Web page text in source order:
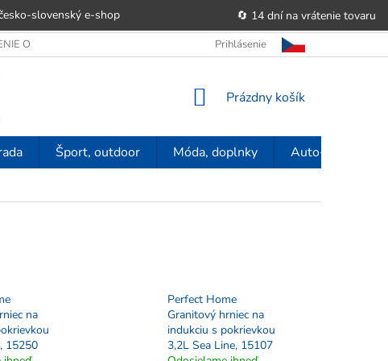
slovenský e‑shop
🔄 14 dní na vrátenie tovaru
OBCHODU OBCHODNÉ PODMIENKY POUČENIE O PRÁVE
Prihlásenie
NÁKUPNÝ
Prázdny košík
Šport, outdoor Móda, doplnky Auto-moto
na
15250
Perfect Home
Granitový hrniec na
indukciu s pokrievkou
3,2L Sea Line, 15107